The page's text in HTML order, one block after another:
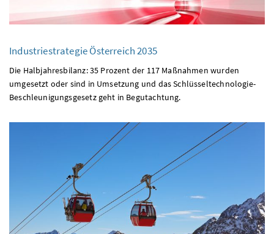
Industriestrategie Österreich 2035
Die Halbjahresbilanz: 35 Prozent der 117 Maßnahmen wurden
umgesetzt oder sind in Umsetzung und das Schlüsseltechnologie-
Beschleunigungsgesetz geht in Begutachtung.